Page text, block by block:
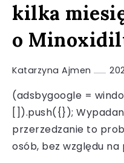
kilka
o
Katarzyna Ajmen
(adsbygoogle =
[]).push({});
przerzedzanie to
osób, bez względu na